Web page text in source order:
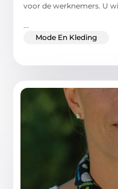
voor de werknemers. U
...
Mode En Kleding